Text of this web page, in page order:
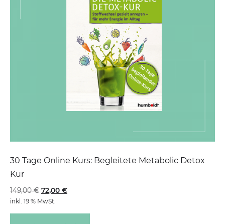
30 Tage Online Kurs: Begleitete Metabolic Detox
Kur
149,00€ 72,00 €
inkl. 19 % MwSt.